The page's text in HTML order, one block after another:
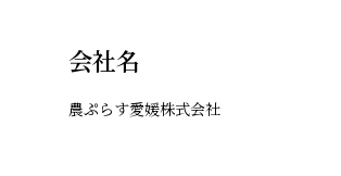
会社名
農ぷらす愛媛株式会社